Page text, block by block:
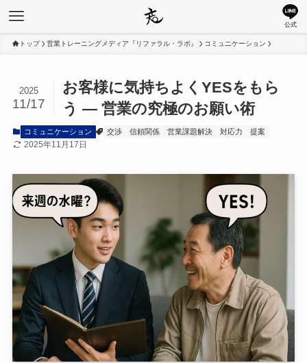
公式
トップ 営業トレーニングメディア『リファラル・ラボ』 コミュニケーション
お客様に気持ちよくYESをもら
う ― 営業の究極のお願い術
2025
11/17
コミュニケーション 交渉 信頼関係 営業課題解決 対応力 提案
2025年11月17日